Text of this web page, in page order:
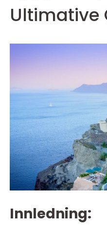
Ultimative
Innledning: